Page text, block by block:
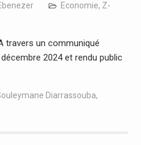
Economie, Z-
travers un communiqué
2024 et rendu public
Diarrassouba,